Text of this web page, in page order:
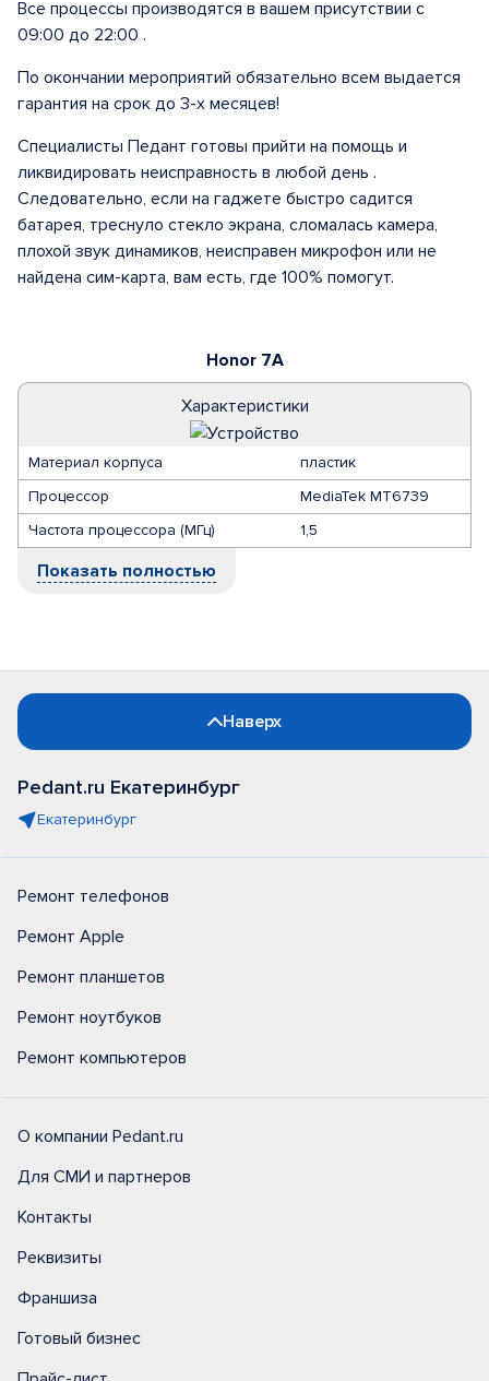
Honor 7A
Характеристики
Материал корпуса
пластик
Процессор
MediaTek MT6739
Частота процессора (МГц)
1,5
Показать полностью
Все процессы производятся в вашем присутствии с
09:00 до 22:00 .
По окончании мероприятий обязательно всем выдается
гарантия на срок до 3-х месяцев!
Специалисты Педант готовы прийти на помощь и
ликвидировать неисправность в любой день .
Следовательно, если на гаджете быстро садится
батарея, треснуло стекло экрана, сломалась камера,
плохой звук динамиков, неисправен микрофон или не
найдена сим-карта, вам есть, где 100% помогут.
Наверх
Pedant.ru Екатеринбург
Екатеринбург
Ремонт телефонов
Ремонт Apple
Ремонт планшетов
Ремонт ноутбуков
Ремонт компьютеров
О компании Pedant.ru
Для СМИ и партнеров
Контакты
Реквизиты
Франшиза
Готовый бизнес